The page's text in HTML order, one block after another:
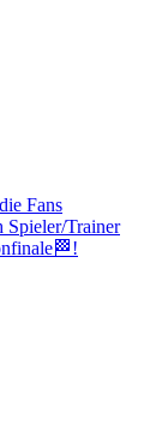
Fans
Spieler/Trainer